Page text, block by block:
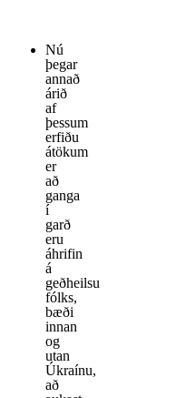
Nú
þegar
annað
árið
af
þessum
erfiðu
átökum
er
að
ganga
í
garð
eru
áhrifin
á
geðheilsu
fólks,
bæði
innan
og
utan
Úkraínu,
að